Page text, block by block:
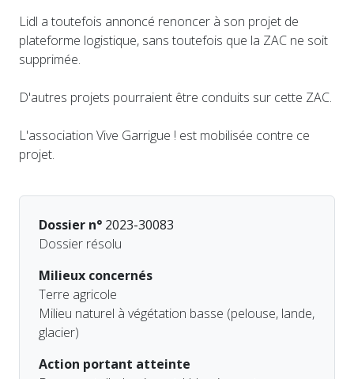
Lidl a toutefois annoncé renoncer à son projet de
plateforme logistique, sans toutefois que la ZAC ne soit
supprimée.
D'autres projets pourraient être conduits sur cette ZAC.
L'association Vive Garrigue ! est mobilisée contre ce
projet.
Dossier n° 2023-30083
Dossier résolu
Milieux concernés
Terre agricole
Milieu naturel à végétation basse (pelouse, lande,
glacier)
Action portant atteinte